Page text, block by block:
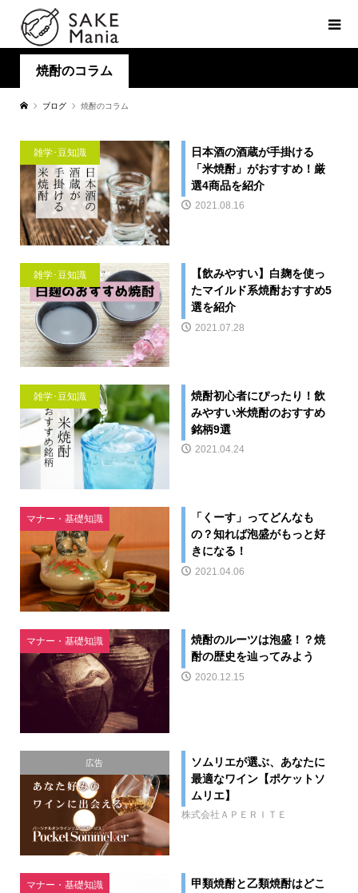
焼酎のコラム
ブログ 焼酎のコラム
雑学･豆知識
日本酒の酒蔵が手掛ける
「米焼酎」がおすすめ！厳
選4商品を紹介
2021.08.16
雑学･豆知識
【飲みやすい】白麹を使っ
たマイルド系焼酎おすすめ5
選を紹介
2021.07.28
雑学･豆知識
焼酎初心者にぴったり！飲
みやすい米焼酎のおすすめ
銘柄9選
2021.04.24
マナー・基礎知識
「くーす」ってどんなも
の？知れば泡盛がもっと好
きになる！
2021.04.06
マナー・基礎知識
焼酎のルーツは泡盛！？焼
酎の歴史を辿ってみよう
2020.12.15
広告
ソムリエが選ぶ、あなたに
最適なワイン【ポケットソ
ムリエ】
株式会社ＡＰＥＲＩＴＥ
マナー・基礎知識
甲類焼酎と乙類焼酎はどこ